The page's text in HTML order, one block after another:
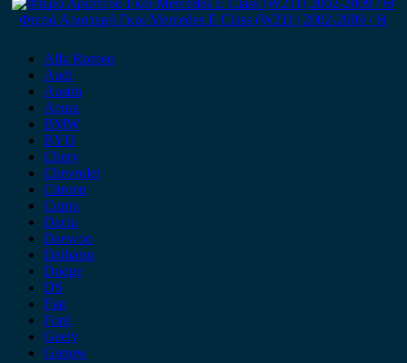
Φτερό Αριστερό Γκρι Mercedes E Class (W211) 2002-2009 / Θ
Alfa Romeo
Audi
Austin
Acura
BMW
BYD
Chery
Chevrolet
Citroen
Cupra
Dacia
Daewoo
Daihatsu
Dodge
DS
Fiat
Ford
Geely
Gonow